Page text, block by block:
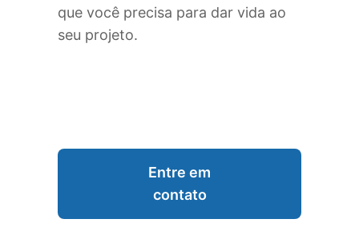
que você precisa para dar vida ao
seu projeto.
Entre em
contato